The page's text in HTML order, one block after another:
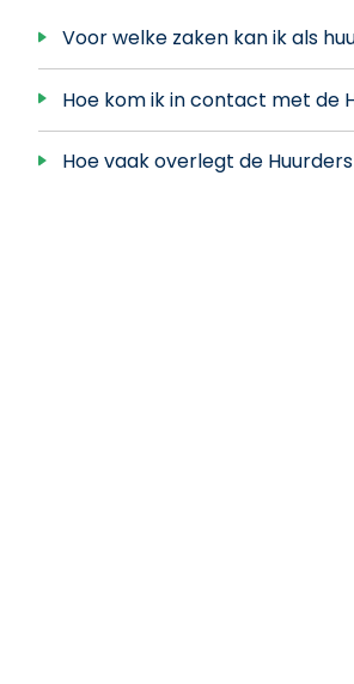
Voor welke zaken kan ik als
Hoe kom ik in contact met de
Hoe vaak overlegt de